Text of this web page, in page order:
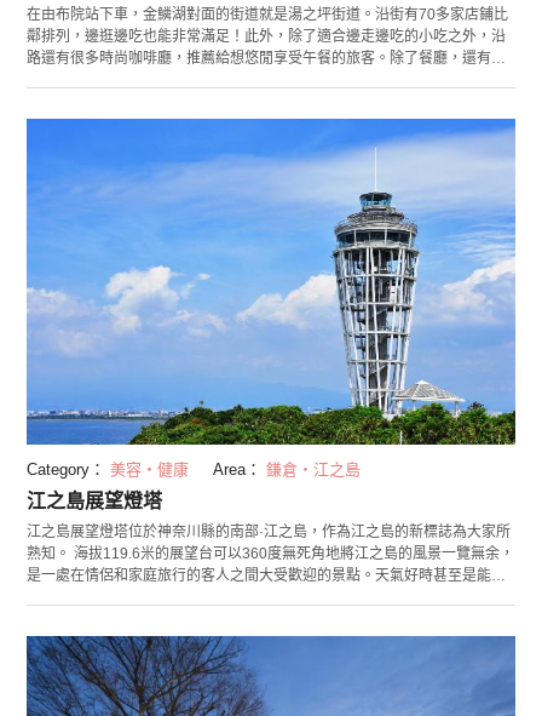
在由布院站下車，金鱗湖對面的街道就是湯之坪街道。沿街有70多家店鋪比
鄰排列，邊逛邊吃也能非常滿足！此外，除了適合邊走邊吃的小吃之外，沿
路還有很多時尚咖啡廳，推薦給想悠閒享受午餐的旅客。除了餐廳，還有美
Category： 美容・健康 Area： 鎌倉・江之島
江之島展望燈塔
江之島展望燈塔位於神奈川縣的南部·江之島，作為江之島的新標誌為大家所
熟知。 海拔119.6米的展望台可以360度無死角地將江之島的風景一覽無余，
是一處在情侶和家庭旅行的客人之間大受歡迎的景點。天氣好時甚至是能眺
外表像是火箭，然而於2003年4月時重新裝修後建成如今蠟燭模樣的燈塔。
雖然可以坐電梯上展望台，但是走下展望台時推薦您走完全由玻璃建成的台
階。展望台位於建築的17層，螺旋狀的台階使得您可以充分感受到開放感和
些許地緊張。 燈塔腳下是滿滿南國風格的「Samuel Cocking苑」，除此之